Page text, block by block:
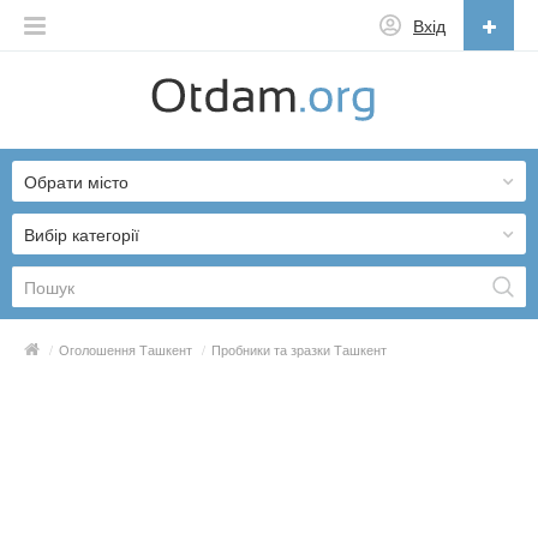
Вхід
English
Русский
Українська
Вибір категорії
Обрати місто
/ Оголошення Ташкент / Пробники та зразки Ташкент